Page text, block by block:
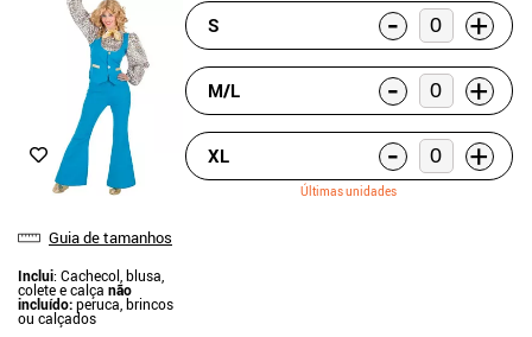
Guia de tamanhos
Inclui: Cachecol, blusa,
colete e calça não
incluído:peruca, brincos
ou calçados
S - +
M/L - +
XL - +
Últimas unidades